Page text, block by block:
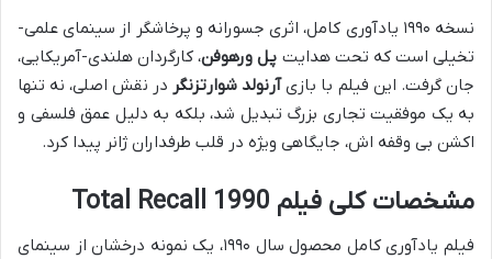
نسخه ۱۹۹۰ یادآوری کامل، اثری جسورانه و پرخاشگر از سینمای علمی-
تخیلی است که تحت هدایت پل ورهوفن، کارگردان هلندی-آمریکایی،
جان گرفت. این فیلم با بازیآرنولد شوارتزنگر در نقش اصلی، نه تنها
به یک موفقیت تجاری بزرگ تبدیل شد، بلکه به دلیل عمق فلسفی و
اکشن بی وقفه اش، جایگاهی ویژه در قلب طرفداران ژانر پیدا کرد.
مشخصات کلی فیلم Total Recall 1990
فیلم یادآوری کامل محصول سال ۱۹۹۰، یک نمونه درخشان از سینمای